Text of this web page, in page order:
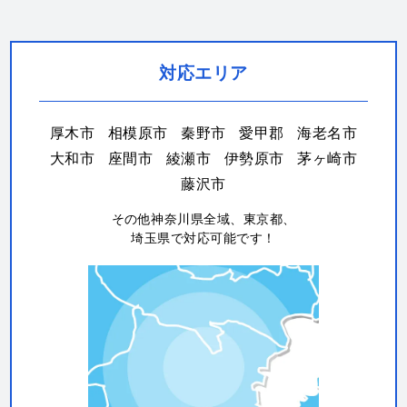
対応エリア
厚木市 相模原市 秦野市 愛甲郡
海老名市
大和市
座間市 綾瀬市 伊勢原市
茅ヶ崎市
藤沢市
その他神奈川県全域、東京都、
埼玉県で対応可能です！